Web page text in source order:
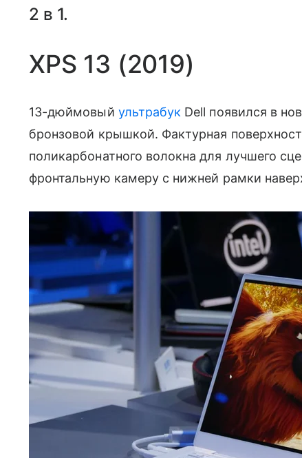
2 в 1.
XPS 13 (2019)
13-дюймовый ультрабук Dell появился в
бронзовой крышкой. Фактурная
поликарбонатного волокна для лучшего
фронтальную камеру с нижней рамки